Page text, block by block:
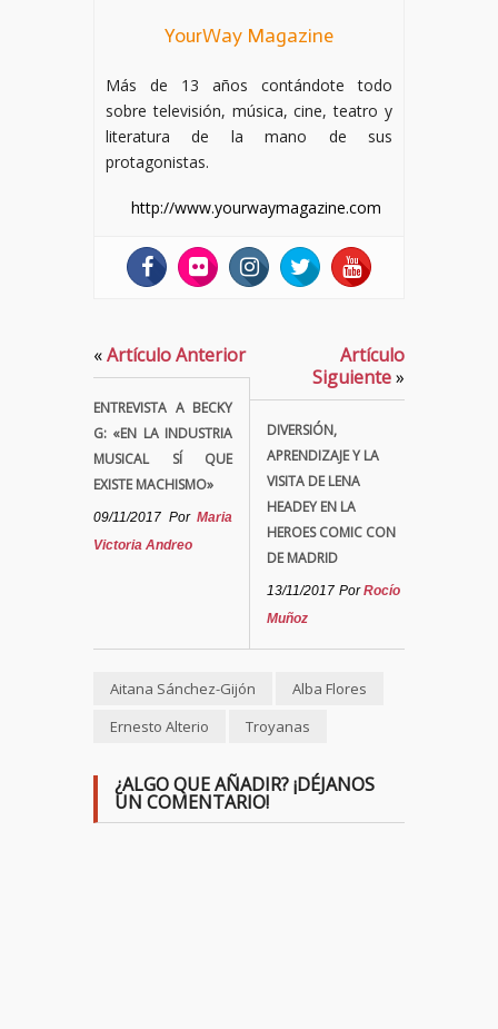
YourWay Magazine
Más de 13 años contándote todo
sobre televisión, música, cine, teatro y
literatura de la mano de sus
protagonistas.
http://www.yourwaymagazine.com
«Artículo Anterior
ENTREVISTA A BECKY
G: «EN LA INDUSTRIA
MUSICAL SÍ QUE
EXISTE MACHISMO»
09/11/2017 Por Maria
Victoria Andreo
Artículo
Siguiente»
DIVERSIÓN,
APRENDIZAJE Y LA
VISITA DE LENA
HEADEY EN LA
HEROES COMIC CON
DE MADRID
13/11/2017 PorRocío
Muñoz
Aitana Sánchez-Gijón
Alba Flores
Ernesto Alterio
Troyanas
¿ALGO QUE AÑADIR? ¡DÉJANOS
UN COMENTARIO!